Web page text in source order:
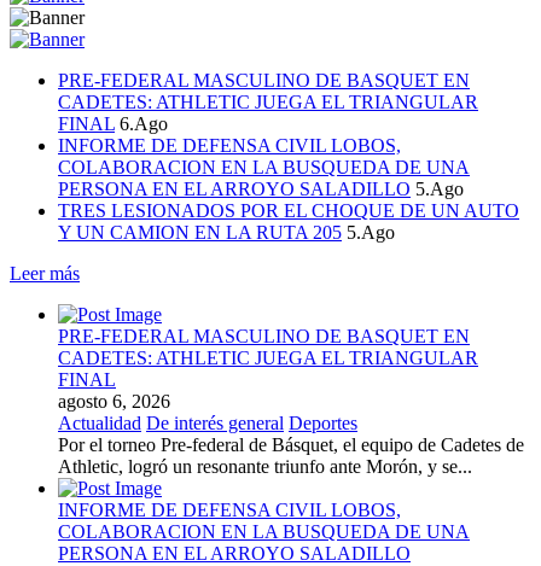
PRE-FEDERAL MASCULINO DE BASQUET EN
CADETES: ATHLETIC JUEGA EL TRIANGULAR
FINAL 6.Ago
INFORME DE DEFENSA CIVIL LOBOS,
COLABORACION EN LA BUSQUEDA DE UNA
PERSONA EN EL ARROYO SALADILLO 5.Ago
TRES LESIONADOS POR EL CHOQUE DE UN AUTO
Y UN CAMION EN LA RUTA 205 5.Ago
Leer más
PRE-FEDERAL MASCULINO DE BASQUET EN
CADETES: ATHLETIC JUEGA EL TRIANGULAR
FINAL
agosto 6, 2026
Actualidad De interés general Deportes
Por el torneo Pre-federal de Básquet, el equipo de Cadetes de
Athletic, logró un resonante triunfo ante Morón, y se...
INFORME DE DEFENSA CIVIL LOBOS,
COLABORACION EN LA BUSQUEDA DE UNA
PERSONA EN EL ARROYO SALADILLO